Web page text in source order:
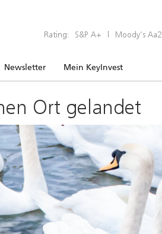
Rating: S&P A+ | Moody’s Aa2
Newsletter Mein KeyInvest
Ort gelandet